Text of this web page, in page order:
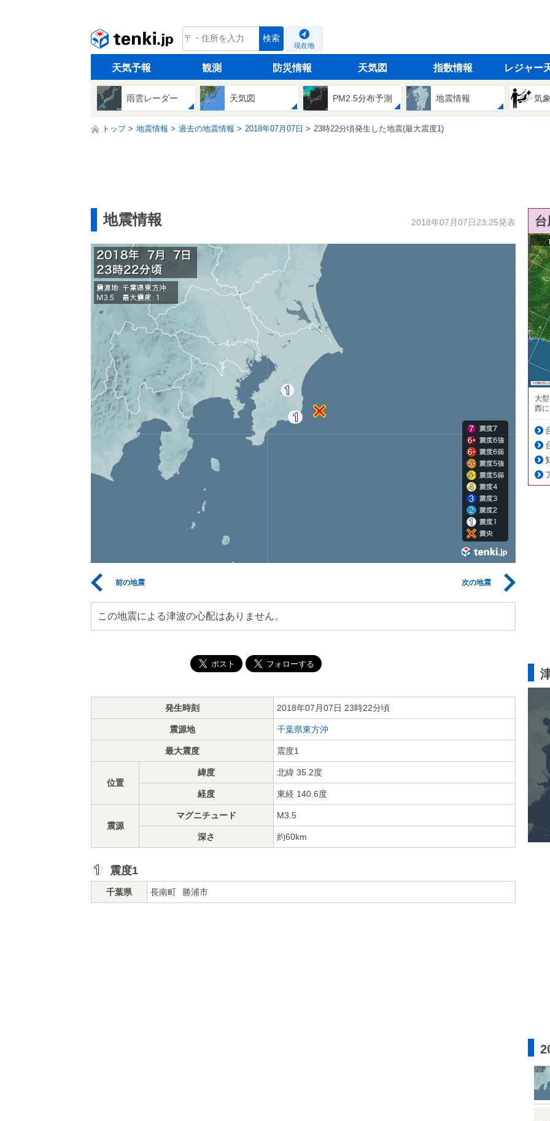
tenki.jp 検索
現在地
天気予報 観測 防災情報 天気図 指数情報 レジャー
雨雲レーダー 天気図 PM2.5分布予測 地震情報 気
トップ 地震情報 過去の地震情報 2018年07月07日 23時22分頃発生した地震(最大震度1)
地震情報 2018年07月07日23:25発表
前の地震 次の地震
この地震による津波の心配はありません。
発生時刻 2018年07月07日 23時22分頃
震源地 千葉県東方沖
最大震度 震度1
位置
緯度 北緯 35.2度
経度 東経 140.6度
震源
マグニチュード M3.5
深さ 約60km
震度1
千葉県 長南町 勝浦市
大
西